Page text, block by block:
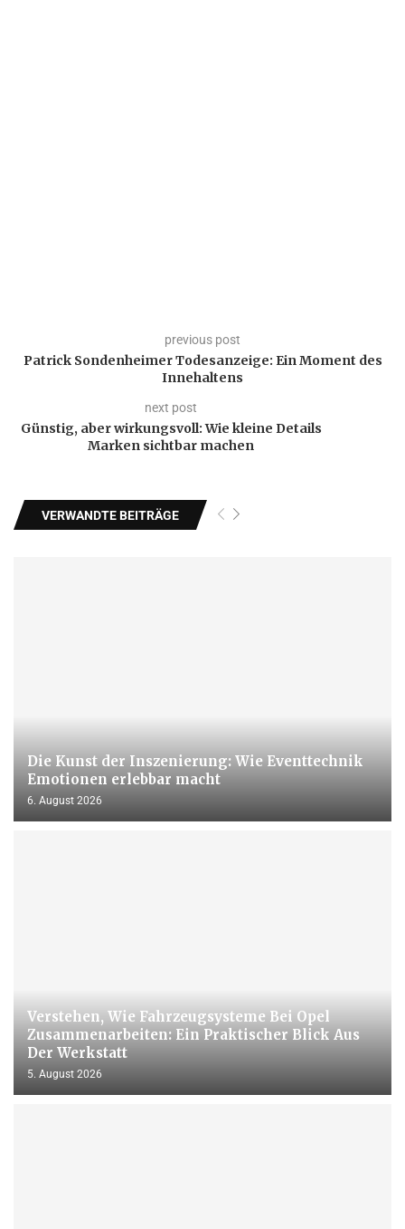
previous post
Patrick Sondenheimer Todesanzeige: Ein Moment des
Innehaltens
next post
Günstig, aber wirkungsvoll: Wie kleine Details
Marken sichtbar machen
VERWANDTE BEITRÄGE
Die Kunst der Inszenierung: Wie Eventtechnik
Emotionen erlebbar macht
6. August 2026
Verstehen, Wie Fahrzeugsysteme Bei Opel
Zusammenarbeiten: Ein Praktischer Blick Aus
Der Werkstatt
5. August 2026